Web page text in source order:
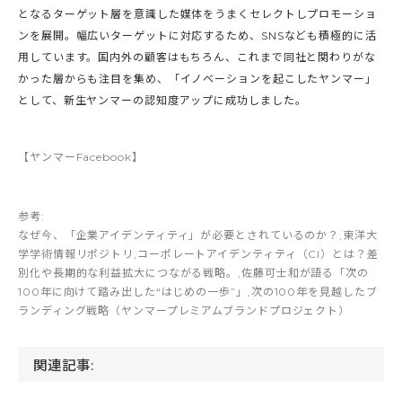
となるターゲット層を意識した媒体をうまくセレクトしプロモーショ
ンを展開。幅広いターゲットに対応するため、SNSなども積極的に活
用しています。国内外の顧客はもちろん、これまで同社と関わりがな
かった層からも注目を集め、「イノベーションを起こしたヤンマー」
として、新生ヤンマーの認知度アップに成功しました。
【ヤンマーFacebook】
参考:
なぜ今、「企業アイデンティティ」が必要とされているのか？ 東洋大
学学術情報リポジトリ コーポレートアイデンティティ（CI）とは？差
別化や長期的な利益拡大につながる戦略。
,佐藤可士和が語る「次の
100年に向けて踏み出した“はじめの一歩”」
次の100年を見越したブ
ランディング戦略（ヤンマープレミアムブランドプロジェクト）
関連記事: